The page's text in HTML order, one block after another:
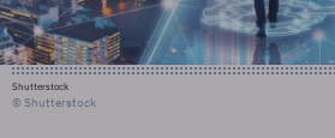
Shutterstock
© Shutterstock